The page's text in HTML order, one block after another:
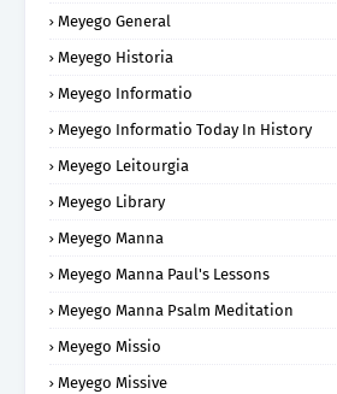
Meyego General
Meyego Historia
Meyego Informatio
Meyego Informatio Today In History
Meyego Leitourgia
Meyego Library
Meyego Manna
Meyego Manna Paul's Lessons
Meyego Manna Psalm Meditation
Meyego Missio
Meyego Missive